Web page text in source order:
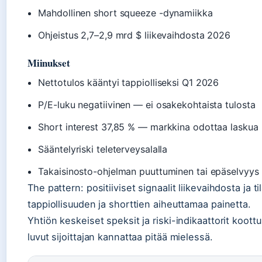
Mahdollinen short squeeze -dynamiikka
Ohjeistus 2,7–2,9 mrd $ liikevaihdosta 2026
Miinukset
Nettotulos kääntyi tappiolliseksi Q1 2026
P/E-luku negatiivinen — ei osakekohtaista tulosta
Short interest 37,85 % — markkina odottaa laskua
Sääntelyriski teleterveysalalla
Takaisinosto-ohjelman puuttuminen tai epäselvyys
The pattern: positiiviset signaalit liikevaihdosta ja
tappiollisuuden ja shorttien aiheuttamaa painetta.
Yhtiön keskeiset speksit ja riski-indikaattorit
luvut sijoittajan kannattaa pitää mielessä.